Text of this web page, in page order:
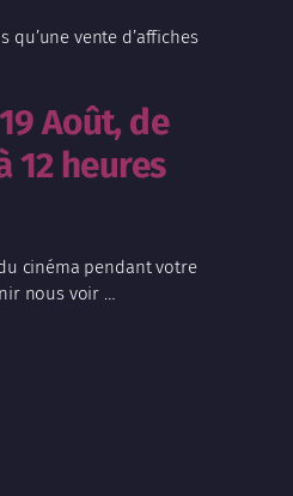
qu’une vente d’affiches
Août, de
12 heures
cinéma pendant votre
nous voir …